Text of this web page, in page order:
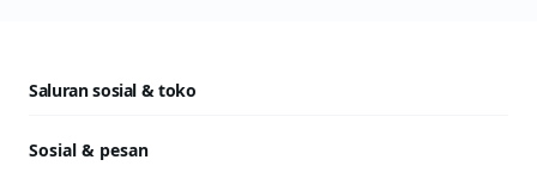
Saluran sosial & toko
Sosial & pesan